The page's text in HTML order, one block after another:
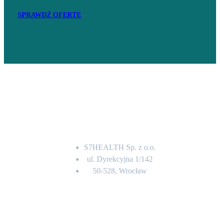
SPRAWDŹ OFERTĘ
S7HEALTH Sp. z o.o.
ul. Dyrekcyjna 1/142
50-528, Wrocław